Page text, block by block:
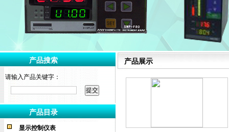
产品搜索
请输入产品关键字：
产品目录
显示控制仪表
产品展示